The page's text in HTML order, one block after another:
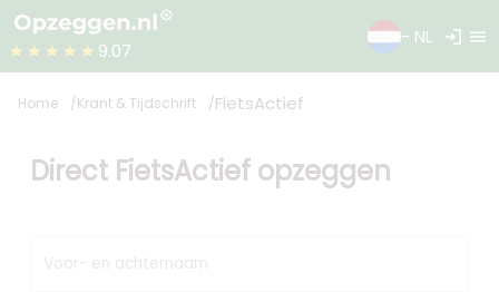
★★★★★ 9.07
- NL login menu
Home Krant & Tijdschrift FietsActief
Direct FietsActief opzeggen
Voor- en achternaam